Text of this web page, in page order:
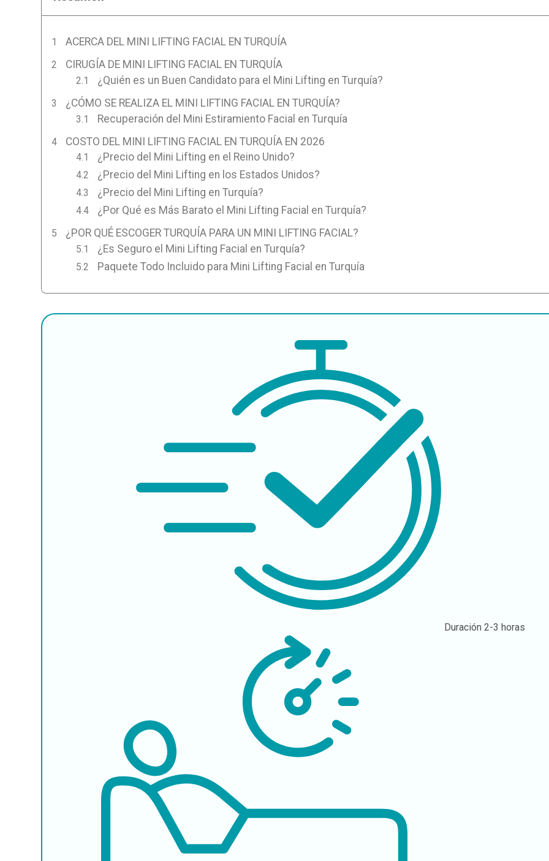
ACERCA DEL MINI LIFTING FACIAL EN TURQUÍA
CIRUGÍA DE MINI LIFTING FACIAL EN TURQUÍA
¿Quién es un Buen Candidato para el Mini Lifting en Turquía?
¿CÓMO SE REALIZA EL MINI LIFTING FACIAL EN TURQUÍA?
Recuperación del Mini Estiramiento Facial en Turquía
COSTO DEL MINI LIFTING FACIAL EN TURQUÍA EN 2026
¿Precio del Mini Lifting en el Reino Unido?
¿Precio del Mini Lifting en los Estados Unidos?
¿Precio del Mini Lifting en Turquía?
¿Por Qué es Más Barato el Mini Lifting Facial en Turquía?
¿POR QUÉ ESCOGER TURQUÍA PARA UN MINI LIFTING FACIAL?
¿Es Seguro el Mini Lifting Facial en Turquía?
Paquete Todo Incluido para Mini Lifting Facial en Turquía
Duración2-3 horas